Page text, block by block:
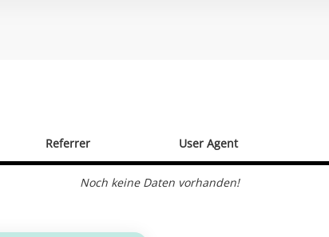
Referrer User Agent
Noch keine Daten vorhanden!